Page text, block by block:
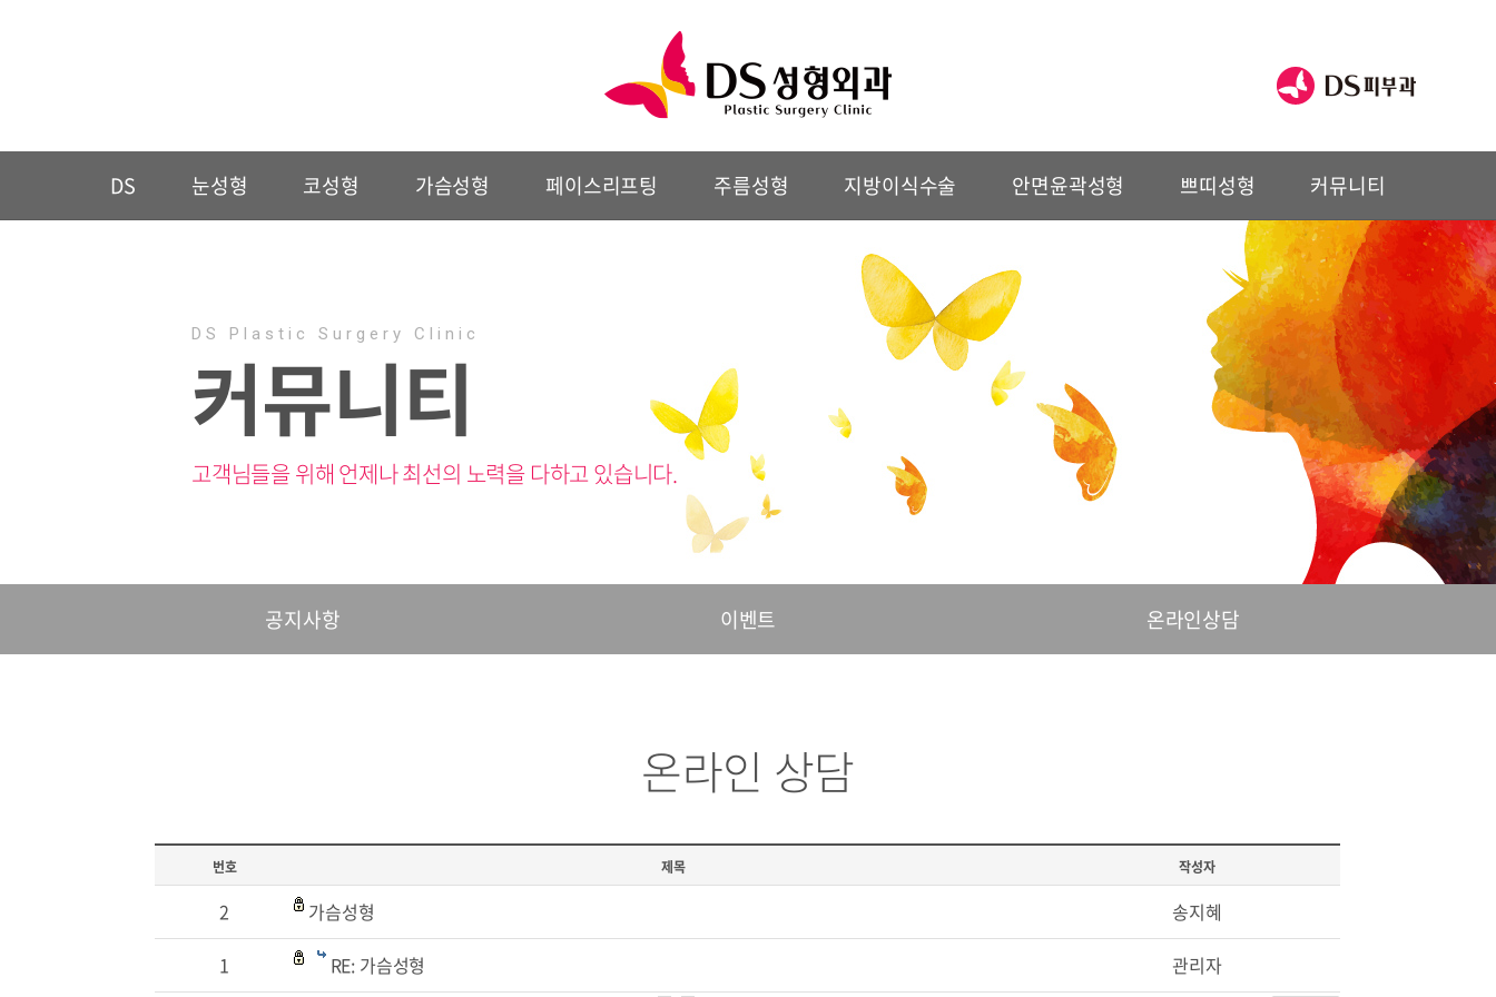
DS 눈성형 코성형 가슴성형 페이스리프팅 주름성형 지방이식수술 안면윤곽성형 쁘띠성형 커뮤니티
DS Plastic Surgery Clinic
커뮤니티
고객님들을 위해 언제나 최선의 노력을 다하고 있습니다.
공지사항 이벤트 온라인상담
온라인 상담
번호 제목 작성자
2 가슴성형
송지혜
1
RE: 가슴성형 관리자